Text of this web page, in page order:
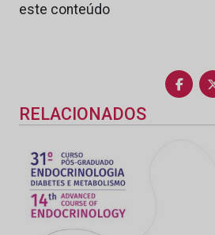
este conteúdo
RELACIONADOS